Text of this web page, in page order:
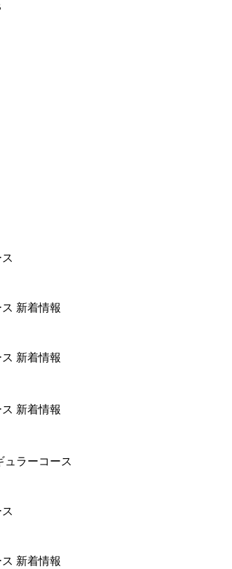
新着情報
新着情報
新着情報
ュラーコース
新着情報